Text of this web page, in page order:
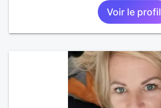
Voir le profil